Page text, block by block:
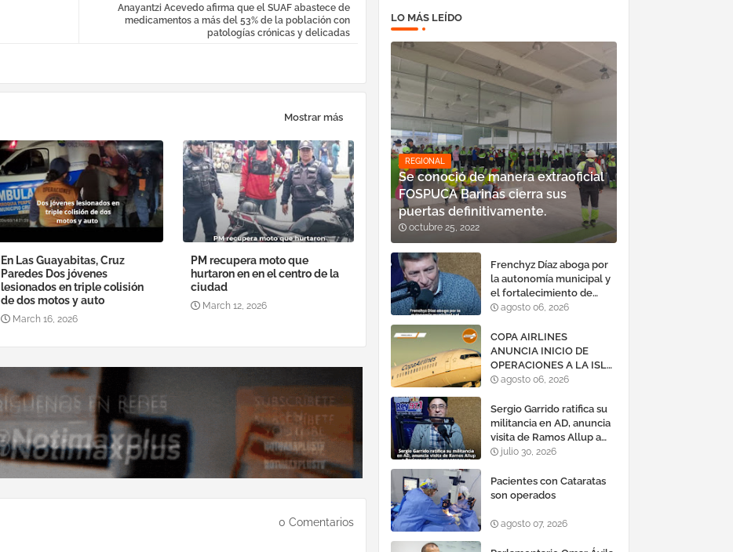
Anayantzi Acevedo afirma que el SUAF abastece de
medicamentos a más del 53% de la población con
patologías crónicas y delicadas
Mostrar más
En Las Guayabitas, Cruz
Paredes Dos jóvenes
lesionados en triple colisión
de dos motos y auto
March 16, 2026
PM recupera moto que
hurtaron en en el centro de la
ciudad
March 12, 2026
0 Comentarios
LO MÁS LEÍDO
REGIONAL
Se conoció de manera extraoficial
FOSPUCA Barinas cierra sus
puertas definitivamente.
octubre 25, 2022
Frenchyz Díaz aboga por
la autonomía municipal y
el fortalecimiento de
servicios públicos
agosto 06, 2026
COPA AIRLINES
ANUNCIA INICIO DE
OPERACIONES A LA ISLA
DE MARGARITA,
agosto 06, 2026
Sergio Garrido ratifica su
militancia en AD, anuncia
visita de Ramos Allup a
Barinas y llama a
cauteloso»
julio 30, 2026
Pacientes con Cataratas
son operados
agosto 07, 2026